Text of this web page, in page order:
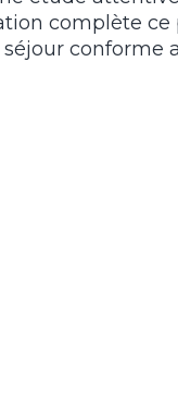
complète ce
conforme